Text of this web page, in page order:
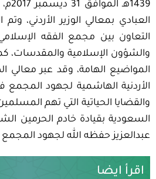
العبادي بمعالي الوزير الأردني،
التعاون بين مجمع الفقه
والشؤون الإسلامية والمقدسات،
المواضيع الهامة، وقد عبر
الأردنية الهاشمية لجهود المجمع
والقضايا الحياتية التي تهم
السعودية بقيادة خادم الحرمين
عبدالعزيز حفظه الله لجهود المجمع
اقرأ ايضا